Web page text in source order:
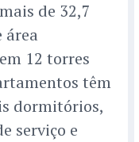
de 32,7
área
12 torres
têm
dormitórios,
serviço e